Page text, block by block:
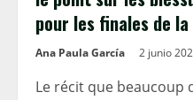
pour les finales de la
Ana Paula García 2 junio
Le récit que beaucoup